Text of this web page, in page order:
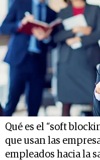
Qué es el “soft
que usan las
empleados hacia la